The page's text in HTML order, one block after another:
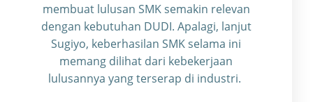
membuat lulusan SMK semakin relevan
dengan kebutuhan DUDI. Apalagi, lanjut
Sugiyo, keberhasilan SMK selama ini
memang dilihat dari kebekerjaan
lulusannya yang terserap di industri.